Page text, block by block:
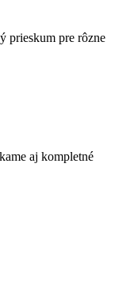
prieskum pre rôzne
aj kompletné